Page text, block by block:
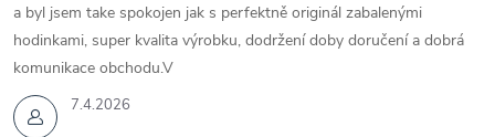
7.4.2026
a byl jsem take spokojen jak s perfektně originál zabalenými
hodinkami, super kvalita výrobku, dodržení doby doručení a dobrá
komunikace obchodu.V